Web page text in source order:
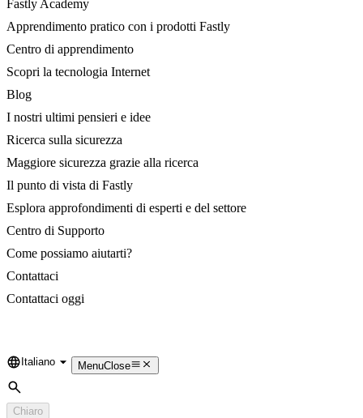
Fastly Academy
Apprendimento pratico con i prodotti Fastly
Centro di apprendimento
Scopri la tecnologia Internet
Blog
I nostri ultimi pensieri e idee
Ricerca sulla sicurezza
Maggiore sicurezza grazie alla ricerca
Il punto di vista di Fastly
Esplora approfondimenti di esperti e del settore
Centro di Supporto
Come possiamo aiutarti?
Contattaci
Contattaci oggi
Language
Italiano MenuClose
Cerca
Chiaro